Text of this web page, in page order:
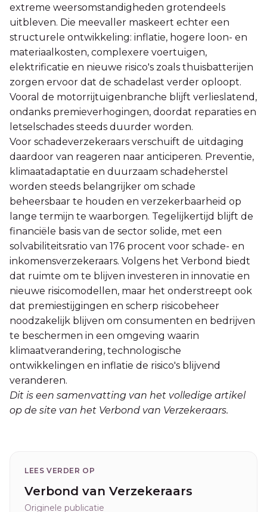
extreme weersomstandigheden grotendeels
uitbleven. Die meevaller maskeert echter een
structurele ontwikkeling: inflatie, hogere loon- en
materiaalkosten, complexere voertuigen,
elektrificatie en nieuwe risico's zoals thuisbatterijen
zorgen ervoor dat de schadelast verder oploopt.
Vooral de motorrijtuigenbranche blijft verlieslatend,
ondanks premieverhogingen, doordat reparaties en
letselschades steeds duurder worden.
Voor schadeverzekeraars verschuift de uitdaging
daardoor van reageren naar anticiperen. Preventie,
klimaatadaptatie en duurzaam schadeherstel
worden steeds belangrijker om schade
beheersbaar te houden en verzekerbaarheid op
lange termijn te waarborgen. Tegelijkertijd blijft de
financiële basis van de sector solide, met een
solvabiliteitsratio van 176 procent voor schade- en
inkomensverzekeraars. Volgens het Verbond biedt
dat ruimte om te blijven investeren in innovatie en
nieuwe risicomodellen, maar het onderstreept ook
dat premiestijgingen en scherp risicobeheer
noodzakelijk blijven om consumenten en bedrijven
te beschermen in een omgeving waarin
klimaatverandering, technologische
ontwikkelingen en inflatie de risico's blijvend
veranderen.
Dit is een samenvatting van het volledige artikel
op de site van het Verbond van Verzekeraars.
LEES VERDER OP
Verbond van Verzekeraars
Originele publicatie